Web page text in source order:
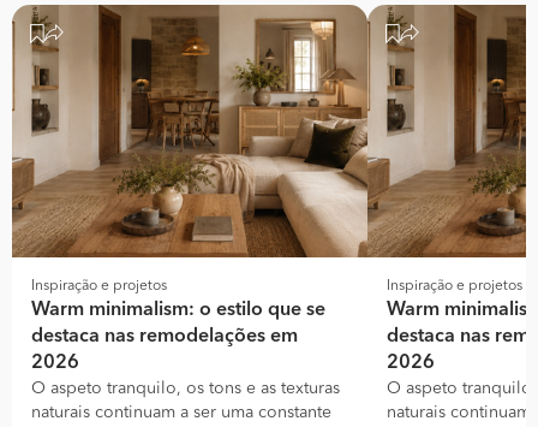
Inspiração e projetos
Warm minimalism: o estilo que se
destaca nas remodelações em
2026
O aspeto tranquilo, os tons e as texturas
naturais continuam a ser uma constante
Inspiração e projetos
Warm
destaca nas
2026
O aspeto
naturais continuam